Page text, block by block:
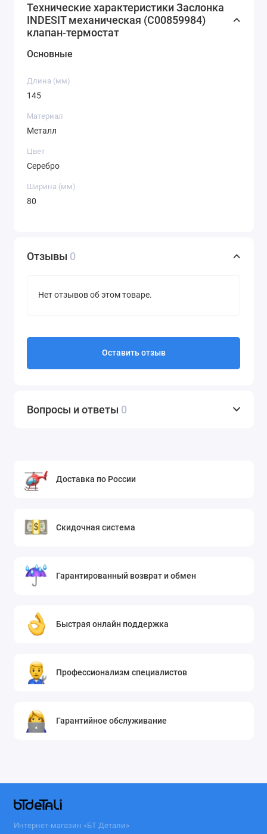
Технические характеристики Заслонка
INDESIT механическая (C00859984)
клапан-термостат
Основные
Длина (мм)
145
Материал
Металл
Цвет
Серебро
Ширина (мм)
80
Отзывы 0
Нет отзывов об этом товаре.
Оставить отзыв
Вопросы и ответы 0
Доставка по России
Скидочная система
Гарантированный возврат и обмен
Быстрая онлайн поддержка
Профессионализм специалистов
Гарантийное обслуживание
Интернет-магазин «БТ Детали»